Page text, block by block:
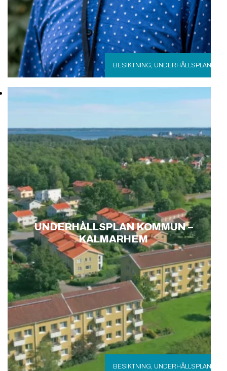
BESIKTNING, UNDERHÅLLSPLAN
BESIKTNING, UNDERHÅLLSPLAN
UNDERHÅLLSPLAN KOMMUN –
KALMARHEM